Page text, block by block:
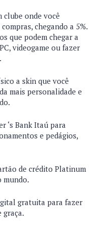
clube onde você
chegando a 5%.
que podem chegar a
videogame ou fazer
a skin que você
mais personalidade e
‘s Bank Itaú para
e pedágios,
de crédito Platinum
mundo.
gratuita para fazer
graça.